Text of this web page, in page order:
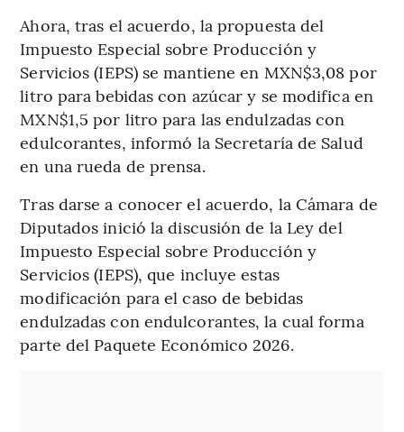
Ahora, tras el acuerdo, la propuesta del
Impuesto Especial sobre Producción y
Servicios (IEPS) se mantiene en MXN$3,08 por
litro para bebidas con azúcar y se modifica en
MXN$1,5 por litro para las endulzadas con
edulcorantes, informó la Secretaría de Salud
en una rueda de prensa.
Tras darse a conocer el acuerdo, la Cámara de
Diputados inició la discusión de la Ley del
Impuesto Especial sobre Producción y
Servicios (IEPS), que incluye estas
modificación para el caso de bebidas
endulzadas con endulcorantes, la cual forma
parte del Paquete Económico 2026.